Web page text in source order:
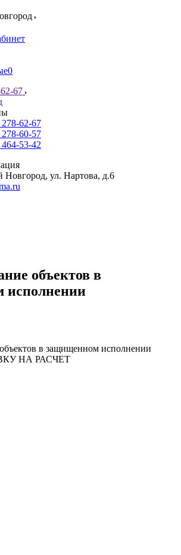
0
67
62-67
60-57
53-42
ул. Нартова, д.6
объектов в
в защищенном исполнении
НА РАСЧЕТ